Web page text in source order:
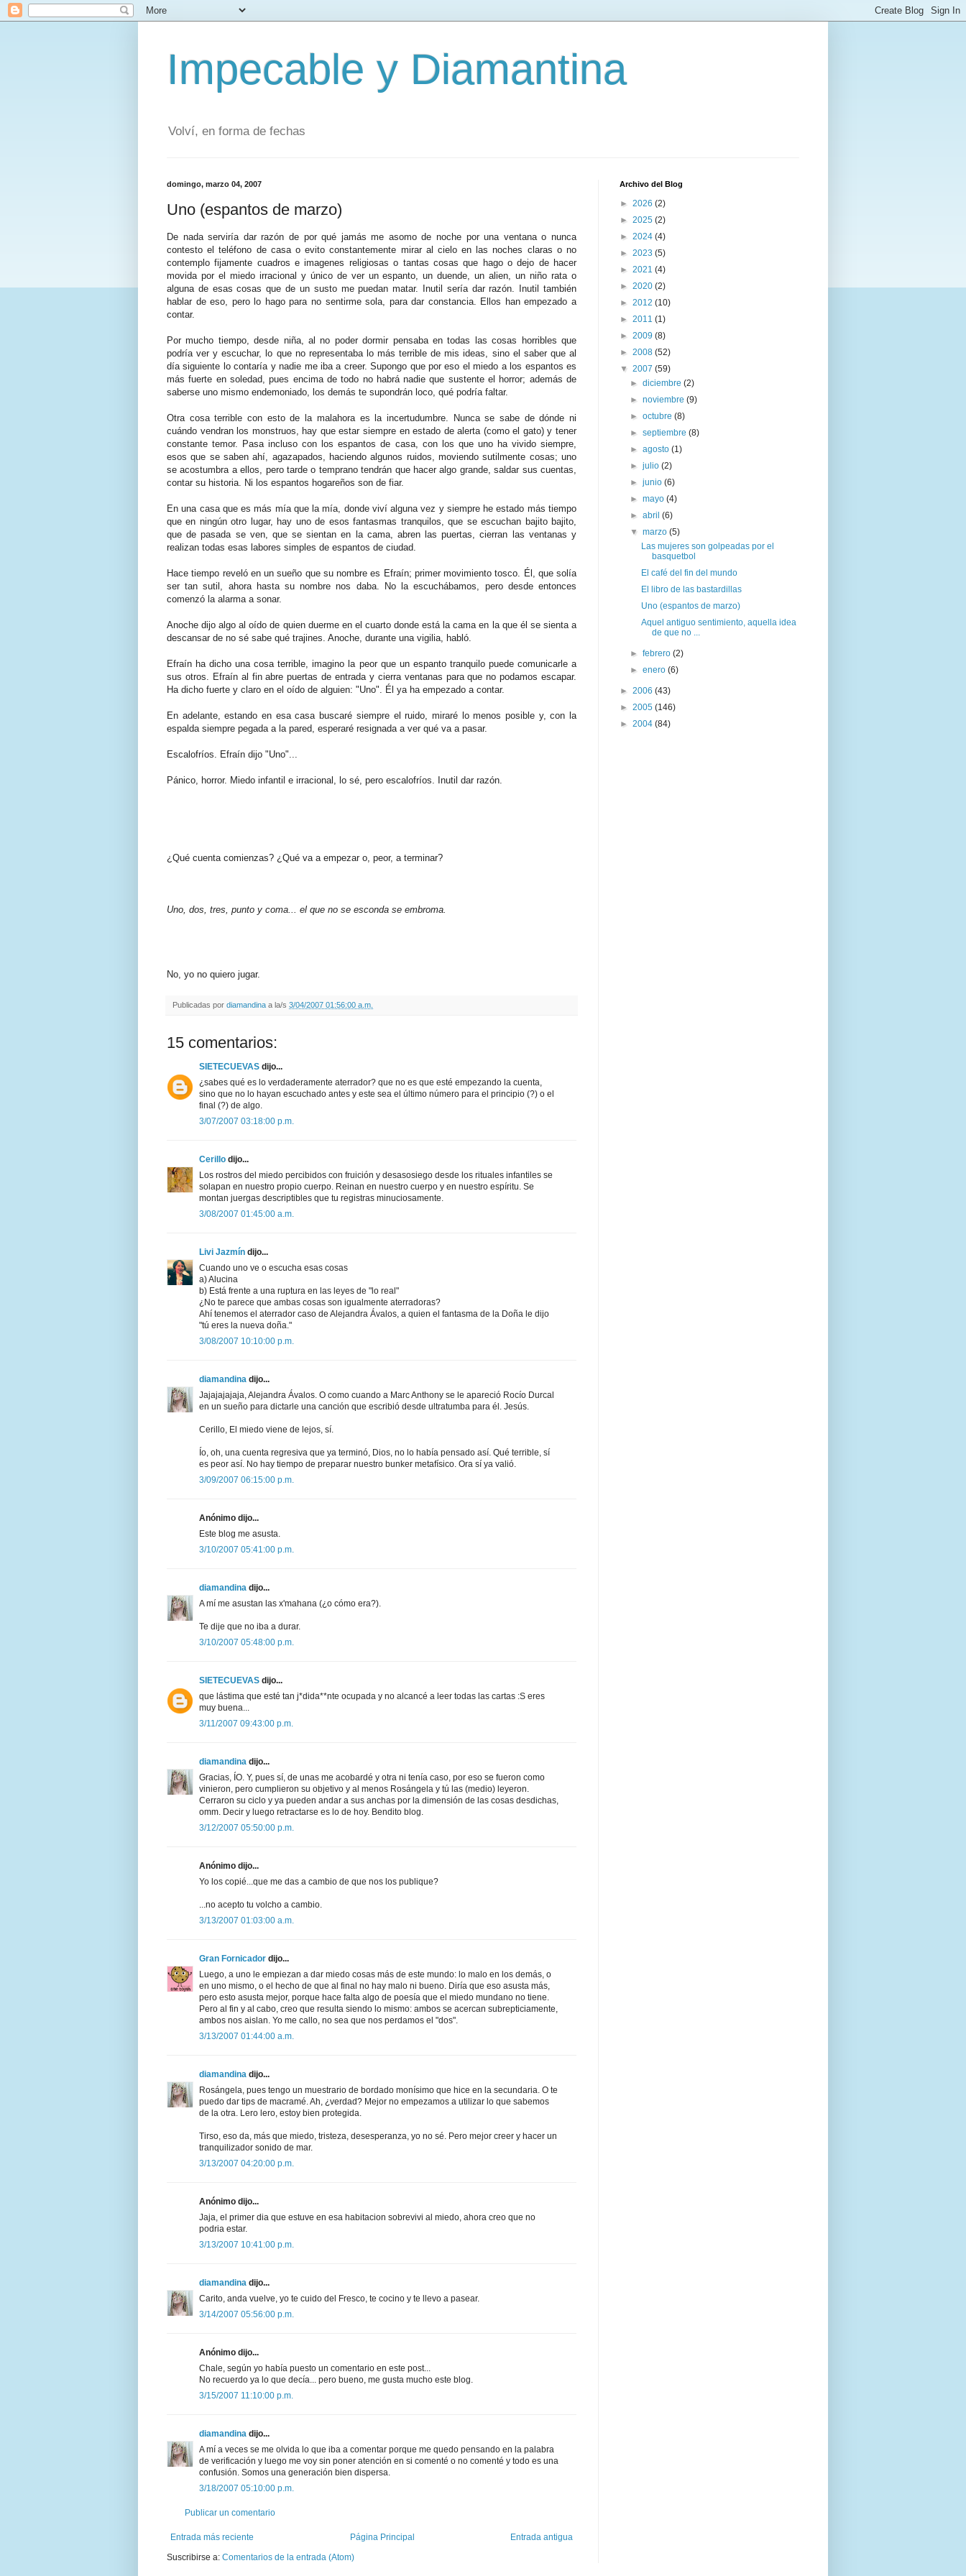
Impecable y Diamantina
Volví, en forma de fechas
domingo, marzo 04, 2007
Uno (espantos de marzo)
De nada serviría dar razón de por qué jamás me asomo de noche por una ventana o nunca
contesto el teléfono de casa o evito constantemente mirar al cielo en las noches claras o no
contemplo fijamente cuadros e imagenes religiosas o tantas cosas que hago o dejo de hacer
movida por el miedo irracional y único de ver un espanto, un duende, un alien, un niño rata o
alguna de esas cosas que de un susto me puedan matar. Inutil sería dar razón. Inutil también
hablar de eso, pero lo hago para no sentirme sola, para dar constancia. Ellos han empezado a
contar.
Por mucho tiempo, desde niña, al no poder dormir pensaba en todas las cosas horribles que
podría ver y escuchar, lo que no representaba lo más terrible de mis ideas, sino el saber que al
día siguiente lo contaría y nadie me iba a creer. Supongo que por eso el miedo a los espantos es
más fuerte en soledad, pues encima de todo no habrá nadie que sustente el horror; además de
saberse uno mismo endemoniado, los demás te supondrán loco, qué podría faltar.
Otra cosa terrible con esto de la malahora es la incertudumbre. Nunca se sabe de dónde ni
cuándo vendran los monstruos, hay que estar siempre en estado de alerta (como el gato) y tener
constante temor. Pasa incluso con los espantos de casa, con los que uno ha vivido siempre,
esos que se saben ahí, agazapados, haciendo algunos ruidos, moviendo sutilmente cosas; uno
se acostumbra a ellos, pero tarde o temprano tendrán que hacer algo grande, saldar sus cuentas,
contar su historia. Ni los espantos hogareños son de fiar.
En una casa que es más mía que la mía, donde viví alguna vez y siempre he estado más tiempo
que en ningún otro lugar, hay uno de esos fantasmas tranquilos, que se escuchan bajito bajito,
que de pasada se ven, que se sientan en la cama, abren las puertas, cierran las ventanas y
realizan todas esas labores simples de espantos de ciudad.
Hace tiempo reveló en un sueño que su nombre es Efraín; primer movimiento tosco. Él, que solía
ser tan sutil, ahora hasta su nombre nos daba. No la escuchábamos, pero desde entonces
comenzó la alarma a sonar.
Anoche dijo algo al oído de quien duerme en el cuarto donde está la cama en la que él se sienta a
descansar de no sé sabe qué trajines. Anoche, durante una vigilia, habló.
Efraín ha dicho una cosa terrible, imagino la peor que un espanto tranquilo puede comunicarle a
sus otros. Efraín al fin abre puertas de entrada y cierra ventanas para que no podamos escapar.
Ha dicho fuerte y claro en el oído de alguien: "Uno". Él ya ha empezado a contar.
En adelante, estando en esa casa buscaré siempre el ruido, miraré lo menos posible y, con la
espalda siempre pegada a la pared, esperaré resignada a ver qué va a pasar.
Escalofríos. Efraín dijo "Uno"...
Pánico, horror. Miedo infantil e irracional, lo sé, pero escalofríos. Inutil dar razón.
¿Qué cuenta comienzas? ¿Qué va a empezar o, peor, a terminar?
Uno, dos, tres, punto y coma... el que no se esconda se embroma.
No, yo no quiero jugar.
Publicadas por diamandina a la/s 3/04/2007 01:56:00 a.m.
15 comentarios:
SIETECUEVAS dijo...
¿sabes qué es lo verdaderamente aterrador? que no es que esté empezando la cuenta,
sino que no lo hayan escuchado antes y este sea el último número para el principio (?) o el
final (?) de algo.
3/07/2007 03:18:00 p.m.
Cerillo dijo...
Los rostros del miedo percibidos con fruición y desasosiego desde los rituales infantiles se
solapan en nuestro propio cuerpo. Reinan en nuestro cuerpo y en nuestro espíritu. Se
montan juergas descriptibles que tu registras minuciosamente.
3/08/2007 01:45:00 a.m.
Livi Jazmín dijo...
Cuando uno ve o escucha esas cosas
a) Alucina
b) Está frente a una ruptura en las leyes de "lo real"
¿No te parece que ambas cosas son igualmente aterradoras?
Ahí tenemos el aterrador caso de Alejandra Ávalos, a quien el fantasma de la Doña le dijo
"tú eres la nueva doña."
3/08/2007 10:10:00 p.m.
diamandina dijo...
Jajajajajaja, Alejandra Ávalos. O como cuando a Marc Anthony se le apareció Rocío Durcal
en un sueño para dictarle una canción que escribió desde ultratumba para él. Jesús.
Cerillo, El miedo viene de lejos, sí.
Ío, oh, una cuenta regresiva que ya terminó, Dios, no lo había pensado así. Qué terrible, sí
es peor así. No hay tiempo de preparar nuestro bunker metafísico. Ora sí ya valió.
3/09/2007 06:15:00 p.m.
Anónimo dijo...
Este blog me asusta.
3/10/2007 05:41:00 p.m.
diamandina dijo...
A mí me asustan las x'mahana (¿o cómo era?).
Te dije que no iba a durar.
3/10/2007 05:48:00 p.m.
SIETECUEVAS dijo...
que lástima que esté tan j*dida**nte ocupada y no alcancé a leer todas las cartas :S eres
muy buena...
3/11/2007 09:43:00 p.m.
diamandina dijo...
Gracias, ÍO. Y, pues sí, de unas me acobardé y otra ni tenía caso, por eso se fueron como
vinieron, pero cumplieron su objetivo y al menos Rosángela y tú las (medio) leyeron.
Cerraron su ciclo y ya pueden andar a sus anchas por la dimensión de las cosas desdichas,
omm. Decir y luego retractarse es lo de hoy. Bendito blog.
3/12/2007 05:50:00 p.m.
Anónimo dijo...
Yo los copié...que me das a cambio de que nos los publique?
...no acepto tu volcho a cambio.
3/13/2007 01:03:00 a.m.
Gran Fornicador dijo...
Luego, a uno le empiezan a dar miedo cosas más de este mundo: lo malo en los demás, o
en uno mismo, o el hecho de que al final no hay malo ni bueno. Diría que eso asusta más,
pero esto asusta mejor, porque hace falta algo de poesía que el miedo mundano no tiene.
Pero al fin y al cabo, creo que resulta siendo lo mismo: ambos se acercan subrepticiamente,
ambos nos aislan. Yo me callo, no sea que nos perdamos el "dos".
3/13/2007 01:44:00 a.m.
diamandina dijo...
Rosángela, pues tengo un muestrario de bordado monísimo que hice en la secundaria. O te
puedo dar tips de macramé. Ah, ¿verdad? Mejor no empezamos a utilizar lo que sabemos
de la otra. Lero lero, estoy bien protegida.
Tirso, eso da, más que miedo, tristeza, desesperanza, yo no sé. Pero mejor creer y hacer un
tranquilizador sonido de mar.
3/13/2007 04:20:00 p.m.
Anónimo dijo...
Jaja, el primer dia que estuve en esa habitacion sobrevivi al miedo, ahora creo que no
podria estar.
3/13/2007 10:41:00 p.m.
diamandina dijo...
Carito, anda vuelve, yo te cuido del Fresco, te cocino y te llevo a pasear.
3/14/2007 05:56:00 p.m.
Anónimo dijo...
Chale, según yo había puesto un comentario en este post...
No recuerdo ya lo que decía... pero bueno, me gusta mucho este blog.
3/15/2007 11:10:00 p.m.
diamandina dijo...
A mí a veces se me olvida lo que iba a comentar porque me quedo pensando en la palabra
de verificación y luego me voy sin poner atención en si comenté o no comenté y todo es una
confusión. Somos una generación bien dispersa.
3/18/2007 05:10:00 p.m.
Publicar un comentario
Entrada más reciente Entrada antigua
Página Principal
Suscribirse a: Comentarios de la entrada (Atom)
Archivo del Blog
► 2026 (2)
► 2025 (2)
► 2024 (4)
► 2023 (5)
► 2021 (4)
► 2020 (2)
► 2012 (10)
► 2011 (1)
► 2009 (8)
► 2008 (52)
▼ 2007 (59)
►diciembre(2)
►noviembre(9)
►octubre(8)
►septiembre(8)
►agosto(1)
►julio(2)
►junio(6)
►mayo(4)
►abril(6)
▼marzo(5)
Las mujeres son golpeadas por el
basquetbol
El café del fin del mundo
El libro de las bastardillas
Uno (espantos de marzo)
Aquel antiguo sentimiento, aquella idea
de que no ...
►febrero(2)
►enero(6)
► 2006 (43)
► 2005 (146)
► 2004 (84)